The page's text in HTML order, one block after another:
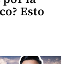
Esto